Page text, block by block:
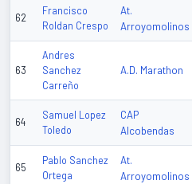
62
Francisco
Roldan Crespo
At.
Arroyomolinos
63
Andres
Sanchez
Carreño
A.D. Marathon
64
Samuel Lopez
Toledo
CAP
Alcobendas
65
Pablo Sanchez
Ortega
At.
Arroyomolinos